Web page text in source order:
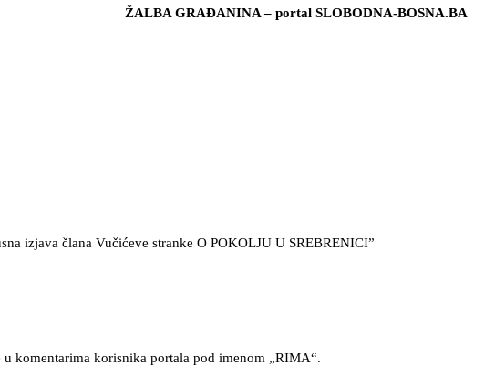
ŽALBA GRAĐANINA – portal SLOBODNA-BOSNA.BA
izjava člana Vučićeve stranke O POKOLJU U SREBRENICI”
komentarima korisnika portala pod imenom „RIMA“.